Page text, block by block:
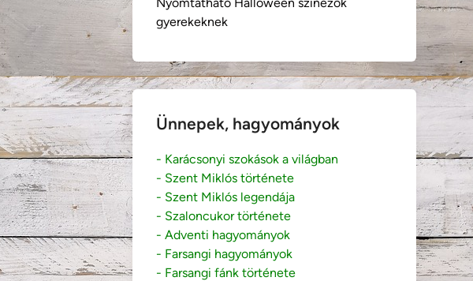
gyerekeknek
Ünnepek, hagyományok
- Karácsonyi szokások a világban
- Szent Miklós története
- Szent Miklós legendája
- Szaloncukor története
- Adventi hagyományok
- Farsangi hagyományok
- Farsangi fánk története